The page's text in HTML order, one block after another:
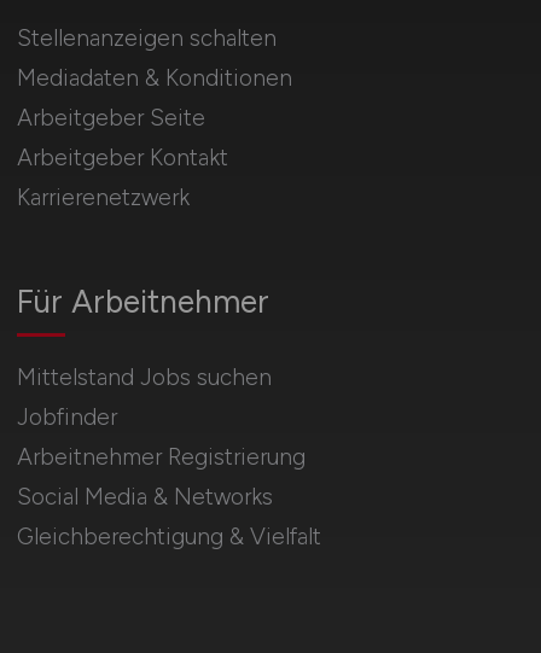
Für Arbeitnehmer
Mittelstand Jobs suchen
Jobfinder
Arbeitnehmer Registrierung
Social Media & Networks
Gleichberechtigung & Vielfalt
Stellenanzeigen schalten
Mediadaten & Konditionen
Arbeitgeber Seite
Arbeitgeber Kontakt
Karrierenetzwerk